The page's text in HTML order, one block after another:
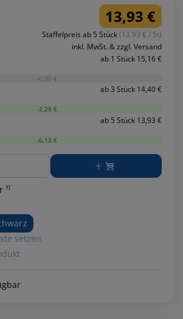
13,93 €
Staffelpreis ab 5 Stück(13.93 € / St)
inkl. MwSt. & zzgl. Versand
ab 1 Stück 15,16 €
-0,00 €
ab 3 Stück 14,40 €
-2,28 €
ab 5 Stück 13,93 €
-6,13 €
setzen